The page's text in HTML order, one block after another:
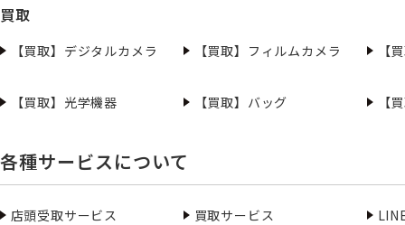
買取
【買取】デジタルカメラ 【買取】フィルムカメラ 【
【買取】光学機器 【買取】バッグ 【
各種サービスについて
店頭受取サービス 買取サービス